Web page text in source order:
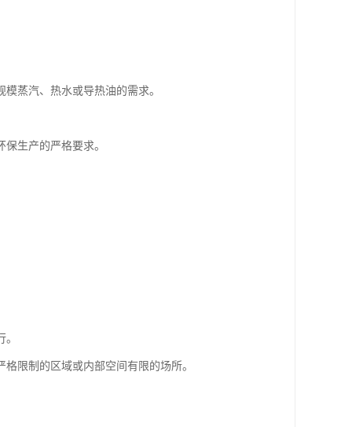
蒸汽、热水或导热油的需求。
生产的严格要求。
限制的区域或内部空间有限的场所。